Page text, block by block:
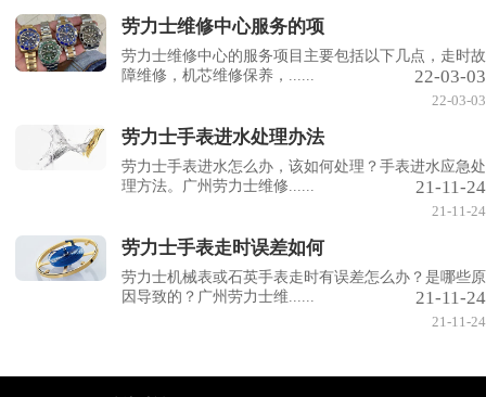
劳力士维修中心服务的项
劳力士维修中心的服务项目主要包括以下几点，走时故
障维修，机芯维修保养，......
22-03-03
22-03-03
劳力士手表进水处理办法
劳力士手表进水怎么办，该如何处理？手表进水应急处
理方法。广州劳力士维修......
21-11-24
21-11-24
劳力士手表走时误差如何
劳力士机械表或石英手表走时有误差怎么办？是哪些原
因导致的？广州劳力士维......
21-11-24
21-11-24